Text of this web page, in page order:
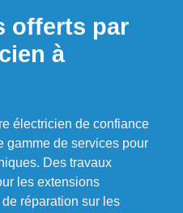
offerts par
à
électricien de confiance
gamme de services pour
Des travaux
les extensions
réparation sur les